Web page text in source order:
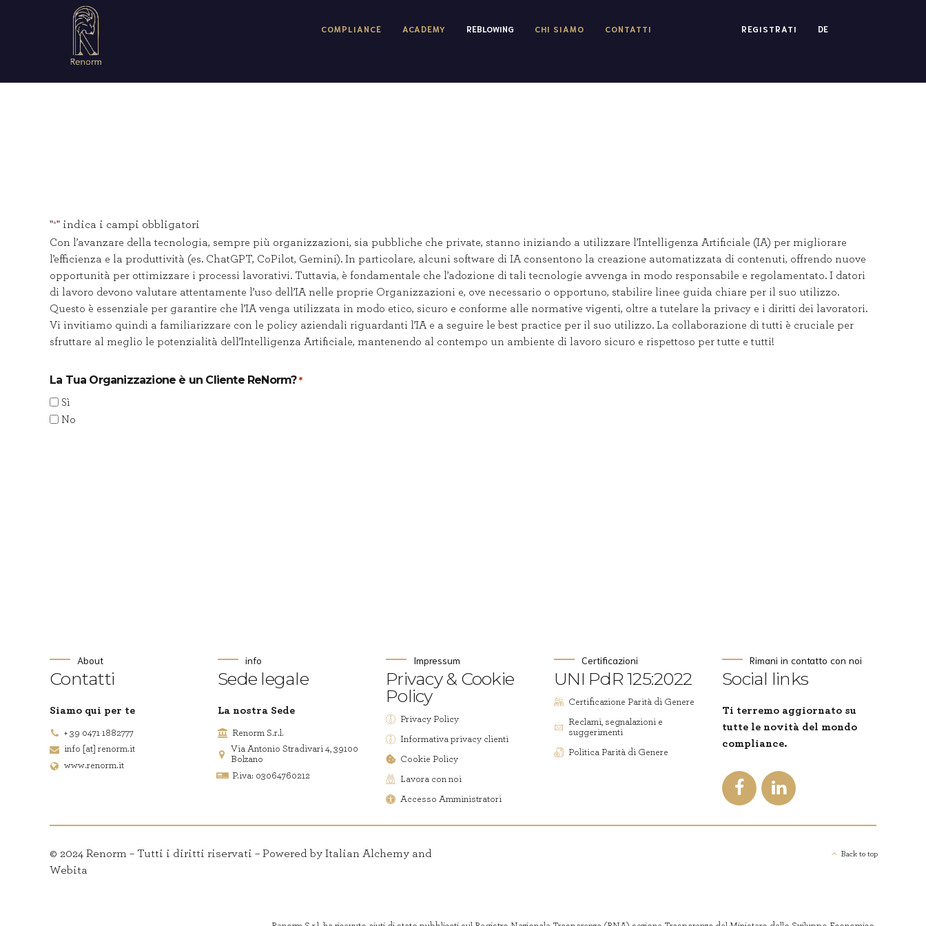
COMPLIANCE ACADEMY REBLOWING CHI SIAMO CONTATTI REGISTRATI DE
"*" indica i campi obbligatori
Con l’avanzare della tecnologia, sempre più organizzazioni, sia pubbliche che private, stanno iniziando a utilizzare l’Intelligenza Artificiale (IA) per migliorare
l’efficienza e la produttività (es. ChatGPT, CoPilot, Gemini). In particolare, alcuni software di IA consentono la creazione automatizzata di contenuti, offrendo nuove
opportunità per ottimizzare i processi lavorativi. Tuttavia, è fondamentale che l’adozione di tali tecnologie avvenga in modo responsabile e regolamentato. I datori
di lavoro devono valutare attentamente l’uso dell’IA nelle proprie Organizzazioni e, ove necessario o opportuno, stabilire linee guida chiare per il suo utilizzo.
Questo è essenziale per garantire che l’IA venga utilizzata in modo etico, sicuro e conforme alle normative vigenti, oltre a tutelare la privacy e i diritti dei lavoratori.
Vi invitiamo quindi a familiarizzare con le policy aziendali riguardanti l’IA e a seguire le best practice per il suo utilizzo. La collaborazione di tutti è cruciale per
sfruttare al meglio le potenzialità dell’Intelligenza Artificiale, mantenendo al contempo un ambiente di lavoro sicuro e rispettoso per tutte e tutti!
La Tua Organizzazione è un Cliente ReNorm? *
Sì
No
About
Contatti
Siamo qui per te
+ 39 0471 1882777
info [at] renorm.it
www.renorm.it
info
Sede legale
La nostra Sede
Renorm S.r.l.
Via Antonio Stradivari 4, 39100
Bolzano
P.iva: 03064760212
Impressum
Privacy & Cookie
Policy
Privacy Policy
Informativa privacy clienti
Cookie Policy
Lavora con noi
Accesso Amministratori
Certificazioni
UNI PdR 125:2022
Certificazione Parità di Genere
Reclami, segnalazioni e
suggerimenti
Politica Parità di Genere
Rimani in contatto con noi
Social links
Ti terremo aggiornato su
tutte le novità del mondo
compliance.
© 2024 Renorm – Tutti i diritti riservati – Powered by Italian Alchemy and
Webita
Back to top